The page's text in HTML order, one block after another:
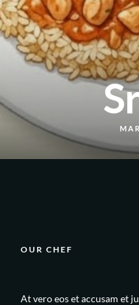
OUR CHEF
At vero eos et accusam et